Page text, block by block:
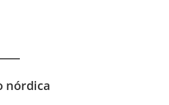
nórdica